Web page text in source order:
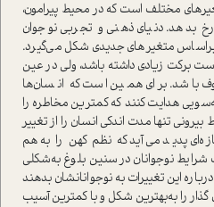
مختلف ا‌ست که در محیط پیرامون،
بدهد. دنیای ذهنی و تجربی نوجوان
متغیر‌های جدیدی شکل می‌گیرد.
برکت زیادی داشته باشد، ولی در عین
باشد. برای همین ا‌ست که انسان‌ها
هدایت کنند که کمترین مخاطره را
بیرونی تنها مدت اندکی انسان را از تغییر
پدید می‌آید که نظم کهن را به‌هم
شرایط نوجوانان در سنین بلوغ به‌شکلی
این تغییرات به نوجوانانشان بدهند
گذار را به‌بهترین شکل و با کمترین آسیب